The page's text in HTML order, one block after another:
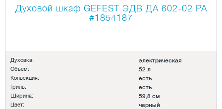
Духовой шкаф GEFEST ЭДВ ДА 602-02 РА
#1854187
Духовка: электрическая
Объем: 52 л
Конвекция: есть
Гриль: есть
Ширина: 59,8 см
Цвет: черный